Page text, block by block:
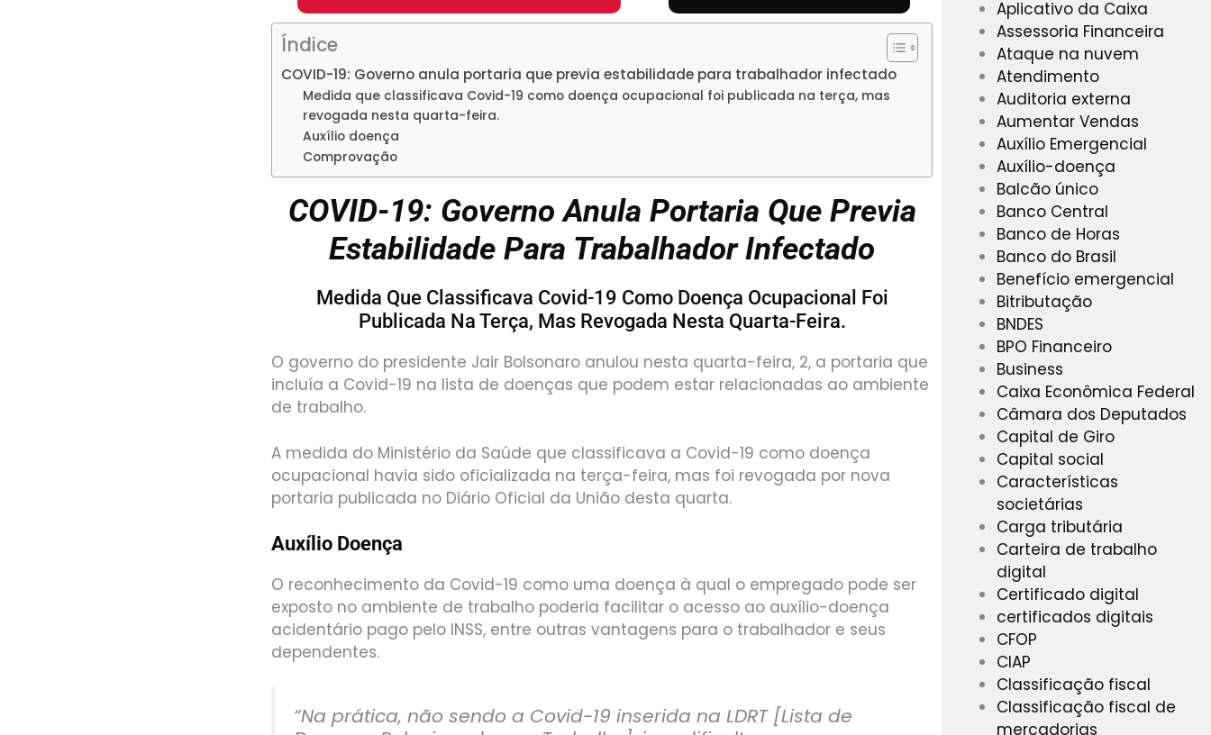
Índice
COVID-19: Governo anula portaria que previa estabilidade para trabalhador infectado
Medida que classificava Covid-19 como doença ocupacional foi publicada na terça, mas
revogada nesta quarta-feira.
Auxílio doença
Comprovação
COVID-19: Governo Anula Portaria Que Previa
Estabilidade Para Trabalhador Infectado
Medida Que Classificava Covid-19 Como Doença Ocupacional Foi
Publicada Na Terça, Mas Revogada Nesta Quarta-Feira.
O governo do presidente Jair Bolsonaro anulou nesta quarta-feira, 2, a portaria que
incluía a Covid-19 na lista de doenças que podem estar relacionadas ao ambiente
de trabalho.
A medida do Ministério da Saúde que classificava a Covid-19 como doença
ocupacional havia sido oficializada na terça-feira, mas foi revogada por nova
portaria publicada no Diário Oficial da União desta quarta.
Auxílio Doença
O reconhecimento da Covid-19 como uma doença à qual o empregado pode ser
exposto no ambiente de trabalho poderia facilitar o acesso ao auxílio-doença
acidentário pago pelo INSS, entre outras vantagens para o trabalhador e seus
dependentes.
“Na prática, não sendo a Covid-19 inserida na LDRT [Lista de
Aplicativo da Caixa
Assessoria Financeira
Ataque na nuvem
Atendimento
Auditoria externa
Aumentar Vendas
Auxílio Emergencial
Auxílio-doença
Balcão único
Banco Central
Banco de Horas
Banco do Brasil
Benefício emergencial
Bitributação
BNDES
BPO Financeiro
Business
Caixa Econômica Federal
Câmara dos Deputados
Capital de Giro
Capital social
Características
societárias
Carga tributária
Carteira de trabalho
digital
Certificado digital
certificados digitais
CFOP
CIAP
Classificação fiscal
Classificação fiscal de
mercadorias